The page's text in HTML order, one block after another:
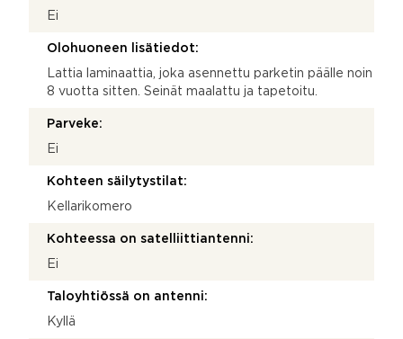
Ei
Olohuoneen lisätiedot:
Lattia laminaattia, joka asennettu parketin päälle noin
8 vuotta sitten. Seinät maalattu ja tapetoitu.
Parveke:
Ei
Kohteen säilytystilat:
Kellarikomero
Kohteessa on satelliittiantenni:
Ei
Taloyhtiössä on antenni:
Kyllä